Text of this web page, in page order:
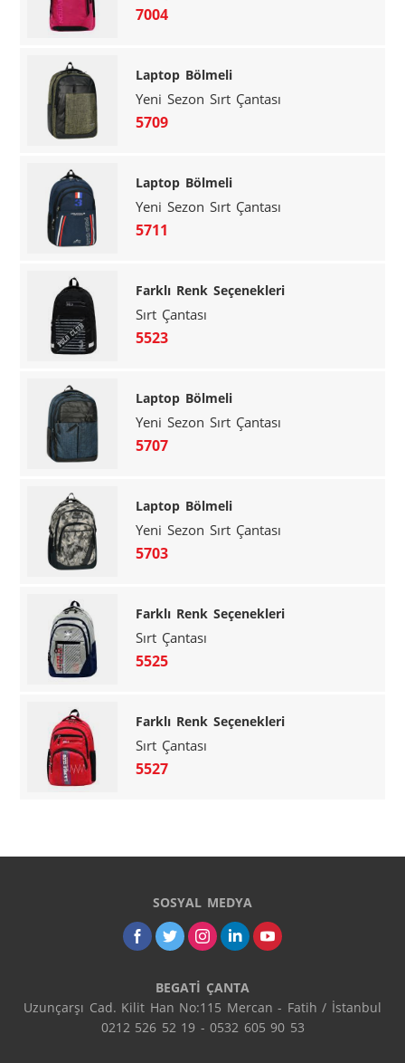
7004
Laptop Bölmeli
Yeni Sezon Sırt Çantası
5709
Laptop Bölmeli
Yeni Sezon Sırt Çantası
5711
Farklı Renk Seçenekleri
Sırt Çantası
5523
Laptop Bölmeli
Yeni Sezon Sırt Çantası
5707
Laptop Bölmeli
Yeni Sezon Sırt Çantası
5703
Farklı Renk Seçenekleri
Sırt Çantası
5525
Farklı Renk Seçenekleri
Sırt Çantası
5527
SOSYAL MEDYA
BEGATİ ÇANTA
Uzunçarşı Cad. Kilit Han No:115 Mercan - Fatih / İstanbul
0212 526 52 19 - 0532 605 90 53